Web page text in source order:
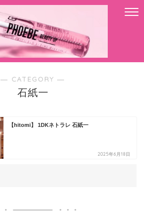
― CATEGORY ―
石紙一
【hitomi】 1DKネトラレ 石紙一
2025年6月18日